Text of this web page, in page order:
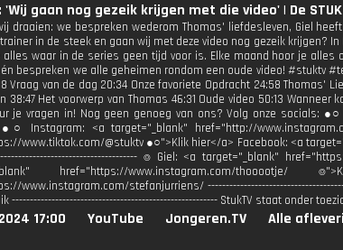
'Wij gaan nog gezeik krijgen met die video' | De
draaien: we bespreken wederom Thomas' liefdesleven, Giel
in de steek en gaan wij met deze video nog gezeik krijgen?
alles waar in de series geen tijd voor is. Elke maand hoor je alles
bespreken we alle geheimen rondom een oude video! #stuktv
Vraag van de dag 20:34 Onze favoriete Opdracht 24:58 Thomas'
38:47 Het voorwerp van Thomas 46:31 Oude video 50:13
je vragen in! Nog geen genoeg van ons? Volg onze socials:
Instagram: <a target="_blank" href="http://
www.tiktok.com/@stuktv ●○">Klik hier</a> Facebook: <a
⌾ Giel: <a target="_blank"
href="https://www.instagram.com/
www.instagram.com/stefanjurriens/
--------------------------------------------------------- StukTV staat onder
17:00 YouTube Jongeren.TV Alle